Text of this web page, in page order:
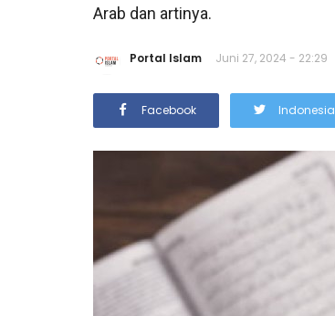
Arab dan artinya.
Portal Islam Juni 27, 2024 - 22:29
Facebook Indonesia